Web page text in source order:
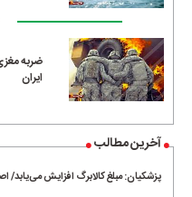
ایران
آخرین مطالب
پزشکیان: مبلغ کالابرگ افزایش می‌یابد/